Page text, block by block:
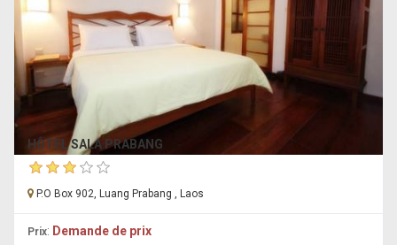
HÔTEL SALA PRABANG
P.O Box 902, Luang Prabang , Laos
Prix: Demande de prix